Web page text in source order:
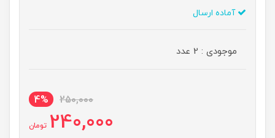
آماده ارسال
موجودی : 2 عدد
250,000
4%
240,000 تومان